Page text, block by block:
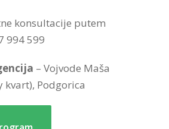
konsultacije putem
994 599
– Vojvode Maša
kvart), Podgorica